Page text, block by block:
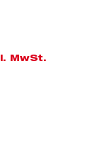
MwSt.